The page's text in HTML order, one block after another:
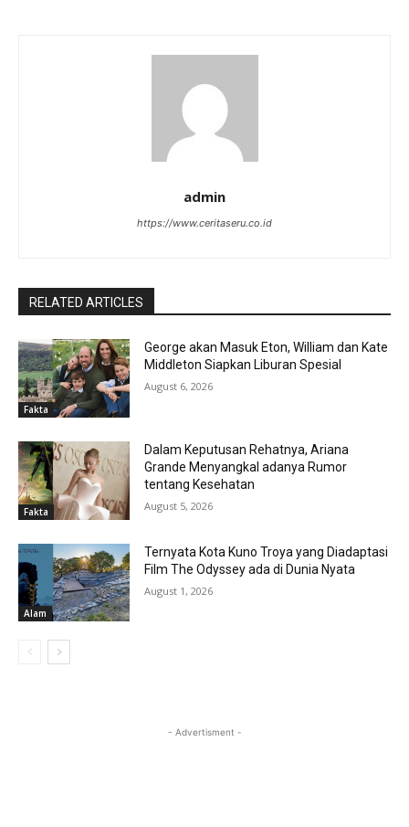
admin
https://www.ceritaseru.co.id
RELATED ARTICLES
Fakta
George akan Masuk Eton, William dan Kate
Middleton Siapkan Liburan Spesial
August 6, 2026
Fakta
Dalam Keputusan Rehatnya, Ariana
Grande Menyangkal adanya Rumor
tentang Kesehatan
August 5, 2026
Alam
Ternyata Kota Kuno Troya yang Diadaptasi
Film The Odyssey ada di Dunia Nyata
August 1, 2026
- Advertisment -